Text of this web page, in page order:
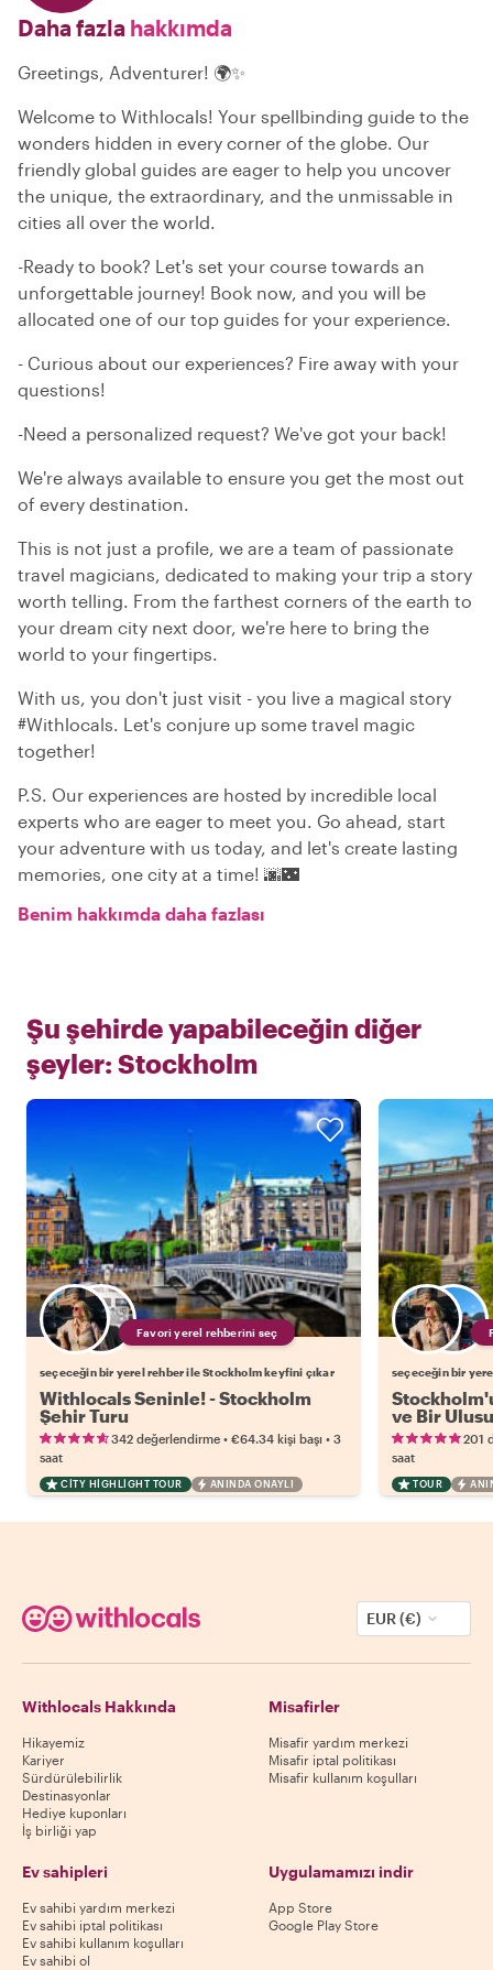
Daha fazla hakkımda
Greetings, Adventurer! 🌍✨
Welcome to Withlocals! Your spellbinding guide to the
wonders hidden in every corner of the globe. Our
friendly global guides are eager to help you uncover
the unique, the extraordinary, and the unmissable in
cities all over the world.
-Ready to book? Let's set your course towards an
unforgettable journey! Book now, and you will be
allocated one of our top guides for your experience.
- Curious about our experiences? Fire away with your
questions!
-Need a personalized request? We've got your back!
We're always available to ensure you get the most out
of every destination.
This is not just a profile, we are a team of passionate
travel magicians, dedicated to making your trip a story
worth telling. From the farthest corners of the earth to
your dream city next door, we're here to bring the
world to your fingertips.
With us, you don't just visit - you live a magical story
#Withlocals. Let's conjure up some travel magic
together!
P.S. Our experiences are hosted by incredible local
experts who are eager to meet you. Go ahead, start
your adventure with us today, and let's create lasting
memories, one city at a time! 🌆🌃
Benim hakkımda daha fazlası
Şu şehirde yapabileceğin diğer
şeyler: Stockholm
Favori yerel rehberini seç
seçeceğin bir yerel rehber ile Stockholm keyfini çıkar
Withlocals Seninle! - Stockholm
Şehir Turu
342 değerlendirme • €64.34 kişi başı • 3
saat
CITY HIGHLIGHT TOUR ANINDA ONAYLI
seçeceğin bir
ve Bir
201
saat
TOUR
EUR (€)
Withlocals Hakkında
Hikayemiz
Kariyer
Sürdürülebilirlik
Destinasyonlar
Hediye kuponları
İş birliği yap
Misafirler
Misafir yardım merkezi
Misafir iptal politikası
Misafir kullanım koşulları
Ev sahipleri
Ev sahibi yardım merkezi
Ev sahibi iptal politikası
Ev sahibi kullanım koşulları
Ev sahibi ol
Uygulamamızı indir
App Store
Google Play Store